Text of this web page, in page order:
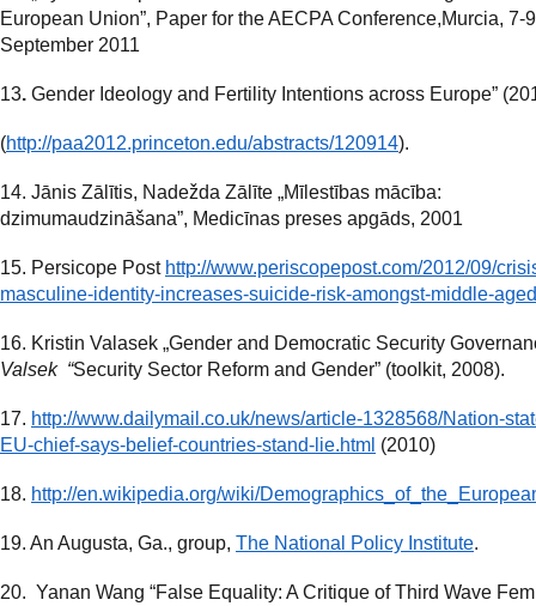
European Union”, Paper for the AECPA Conference,Murcia, 7-9
September 2011
13. Gender Ideology and Fertility Intentions across Europe”
(http://paa2012.princeton.edu/abstracts/120914).
14. Jānis Zālītis, Nadežda Zālīte „Mīlestības mācība:
dzimumaudzināšana”, Medicīnas preses apgāds, 2001
15. Persicope Post http://www.periscopepost.com/2012/09/
masculine-identity-increases-suicide-risk-amongst-middle-
16. Kristin Valasek „Gender and Democratic Security
Valsek “Security Sector Reform and Gender” (toolkit, 2008).
17. http://www.dailymail.co.uk/news/article-1328568/Nation-
EU-chief-says-belief-countries-stand-lie.html (2010)
18. http://en.wikipedia.org/wiki/
19. An Augusta, Ga., group, The National Policy Institute.
20. Yanan Wang “False Equality: A Critique of Third Wave